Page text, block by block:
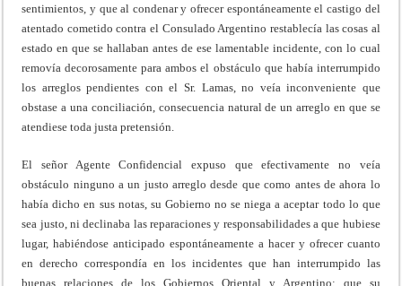
sentimientos, y que al condenar y ofrecer espontáneamente el castigo del
atentado cometido contra el Consulado Argentino restablecía las cosas al
estado en que se hallaban antes de ese lamentable incidente, con lo cual
removía decorosamente para ambos el obstáculo que había interrumpido
los arreglos pendientes con el Sr. Lamas, no veía inconveniente que
obstase a una conciliación, consecuencia natural de un arreglo en que se
atendiese toda justa pretensión.
El señor Agente Confidencial expuso que efectivamente no veía
obstáculo ninguno a un justo arreglo desde que como antes de ahora lo
había dicho en sus notas, su Gobierno no se niega a aceptar todo lo que
sea justo, ni declinaba las reparaciones y responsabilidades a que hubiese
lugar, habiéndose anticipado espontáneamente a hacer y ofrecer cuanto
en derecho correspondía en los incidentes que han interrumpido las
buenas relaciones de los Gobiernos Oriental y Argentino: que su